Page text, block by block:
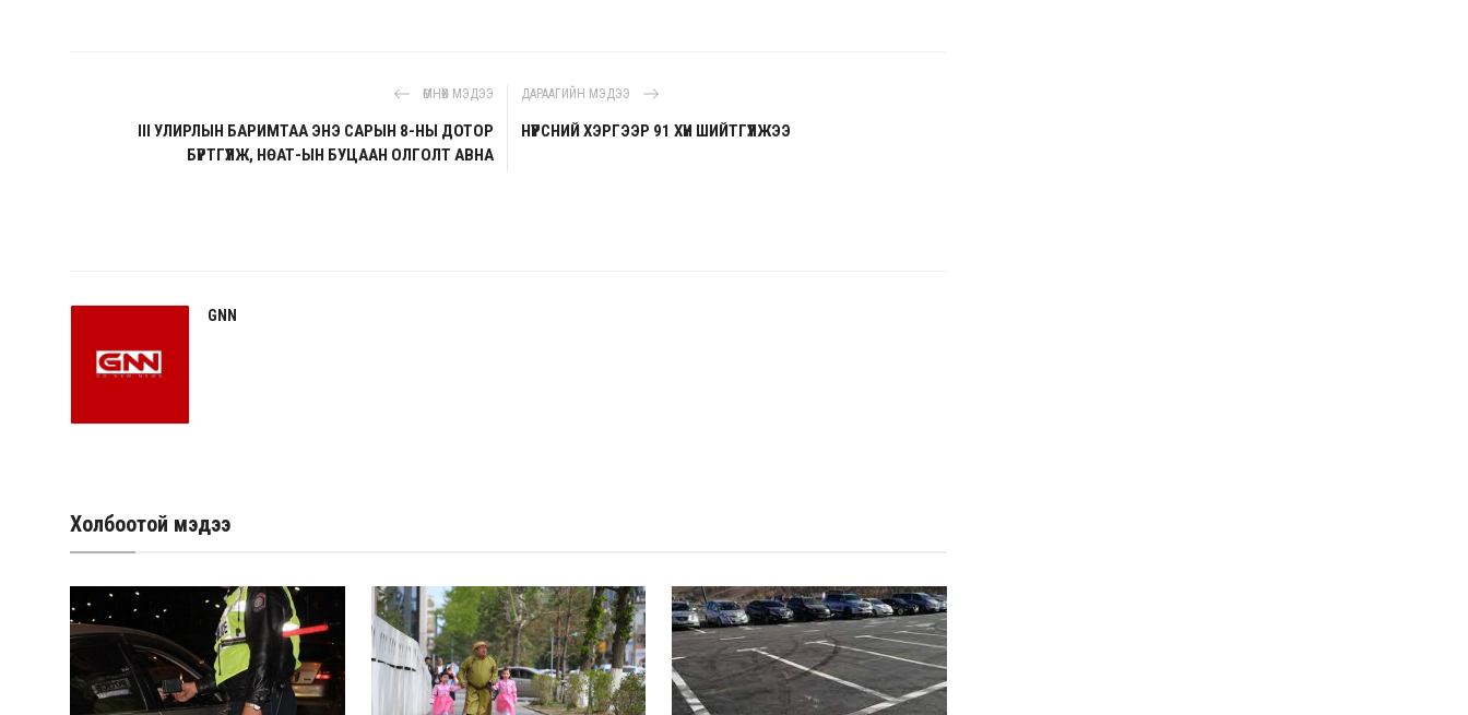
ӨМНӨХ МЭДЭЭ
III УЛИРЛЫН БАРИМТАА ЭНЭ САРЫН 8-НЫ ДОТОР
БҮРТГҮҮЛЖ, НӨАТ-ЫН БУЦААН ОЛГОЛТ АВНА
ДАРААГИЙН МЭДЭЭ
НҮҮРСНИЙ ХЭРГЭЭР 91 ХҮН ШИЙТГҮҮЛЖЭЭ
GNN
Холбоотой мэдээ